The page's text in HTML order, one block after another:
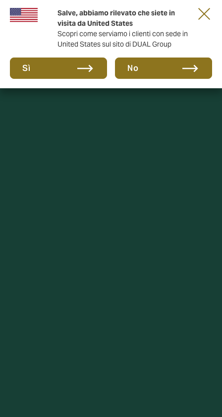
Salve, abbiamo rilevato che siete in
visita da United States
Scopri come serviamo i clienti con sede in
United States sul sito di DUAL Group
Sì No
anni di DUAL Italia